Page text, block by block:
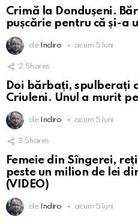
Crimă la Dondușeni.
pușcărie pentru că și-a
de Indiro acum 5 luni
2 Shares
Doi bărbați, spulberați
Criuleni. Unul a murit
de Indiro acum 5 luni
3 Shares
Femeie din Sîngerei,
peste un milion de lei
(VIDEO)
de Indiro acum 5 luni